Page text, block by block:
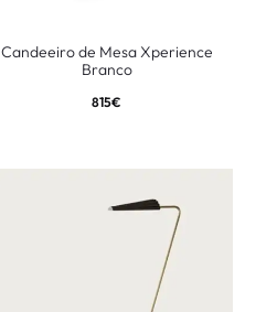
Candeeiro de Mesa Xperience
Branco
815€